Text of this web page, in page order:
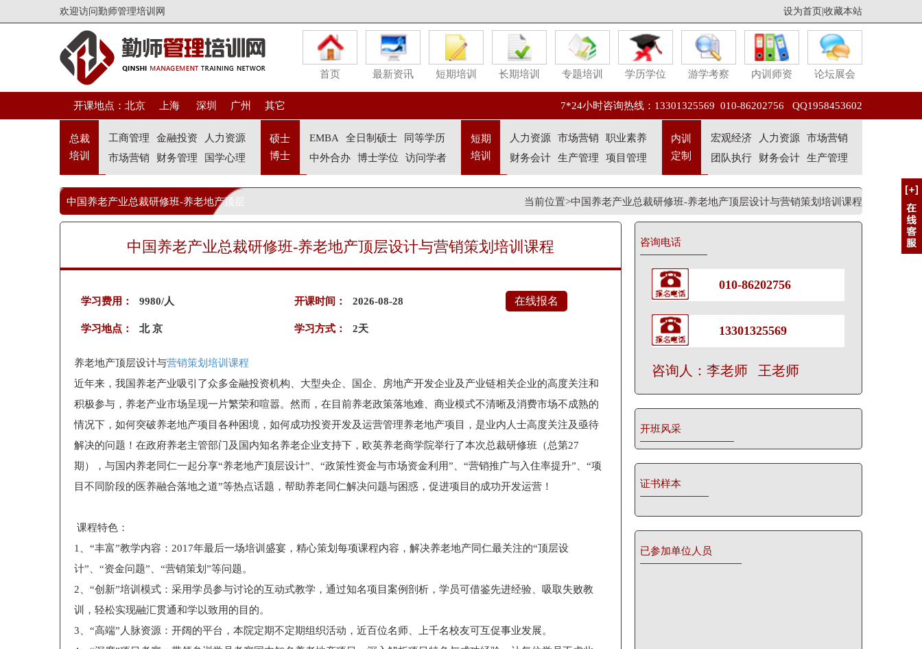
欢迎访问勤师管理培训网 设为首页 收藏本站
首页 最新资讯 短期培训 长期培训 专题培训 学历学位 游学考察 内训师资 论坛展会
开课地点： 北京 上海 深圳 广州 其它 7*24小时咨询热线：13301325569 010-86202756 QQ1958453602
总裁
培训
工商管理 金融投资
人力资源
市场营销
财务管理 国学心理
硕士
博士
EMBA 全日制硕士
同等学历
中外合办
博士学位 访问学者
短期
培训
人力资源 市场营销
职业素养
财务会计
生产管理 项目管理
内训
定制
宏观经济 人力资源
市场营销
团队执行
财务会计 生产管理
中国养老产业总裁研修班-养老地产顶层 当前位置>中国养老产业总裁研修班-养老地产顶层设计与营销策划培训课程
中国养老产业总裁研修班-养老地产顶层设计与营销策划培训课程
学习费用： 9980/人
学习地点： 北 京
开课时间： 2026-08-28
学习方式： 2天
在线报名
养老地产顶层设计与营销策划培训课程
近年来，我国养老产业吸引了众多金融投资机构、大型央企、国企、房地产开发企业及产业链相关企业的高度关注和
积极参与，养老产业市场呈现一片繁荣和喧嚣。然而，在目前养老政策落地难、商业模式不清晰及消费市场不成熟的
情况下，如何突破养老地产项目各种困境，如何成功投资开发及运营管理养老地产项目，是业内人士高度关注及亟待
解决的问题！在政府养老主管部门及国内知名养老企业支持下，欧英养老商学院举行了本次总裁研修班（总第27
期），与国内养老同仁一起分享“养老地产顶层设计”、“政策性资金与市场资金利用”、“营销推广与入住率提升”、“项
目不同阶段的医养融合落地之道”等热点话题，帮助养老同仁解决问题与困惑，促进项目的成功开发运营！
课程特色：
1、“丰富”教学内容：2017年最后一场培训盛宴，精心策划每项课程内容，解决养老地产同仁最关注的“顶层设
计”、“资金问题”、“营销策划”等问题。
2、“创新”培训模式：采用学员参与讨论的互动式教学，通过知名项目案例剖析，学员可借鉴先进经验、吸取失败教
训，轻松实现融汇贯通和学以致用的目的。
3、“高端”人脉资源：开阔的平台，本院定期不定期组织活动，近百位名师、上千名校友可互促事业发展。
咨询电话
010-86202756
13301325569
咨询人：李老师 王老师
开班风采
证书样本
已参加单位人员